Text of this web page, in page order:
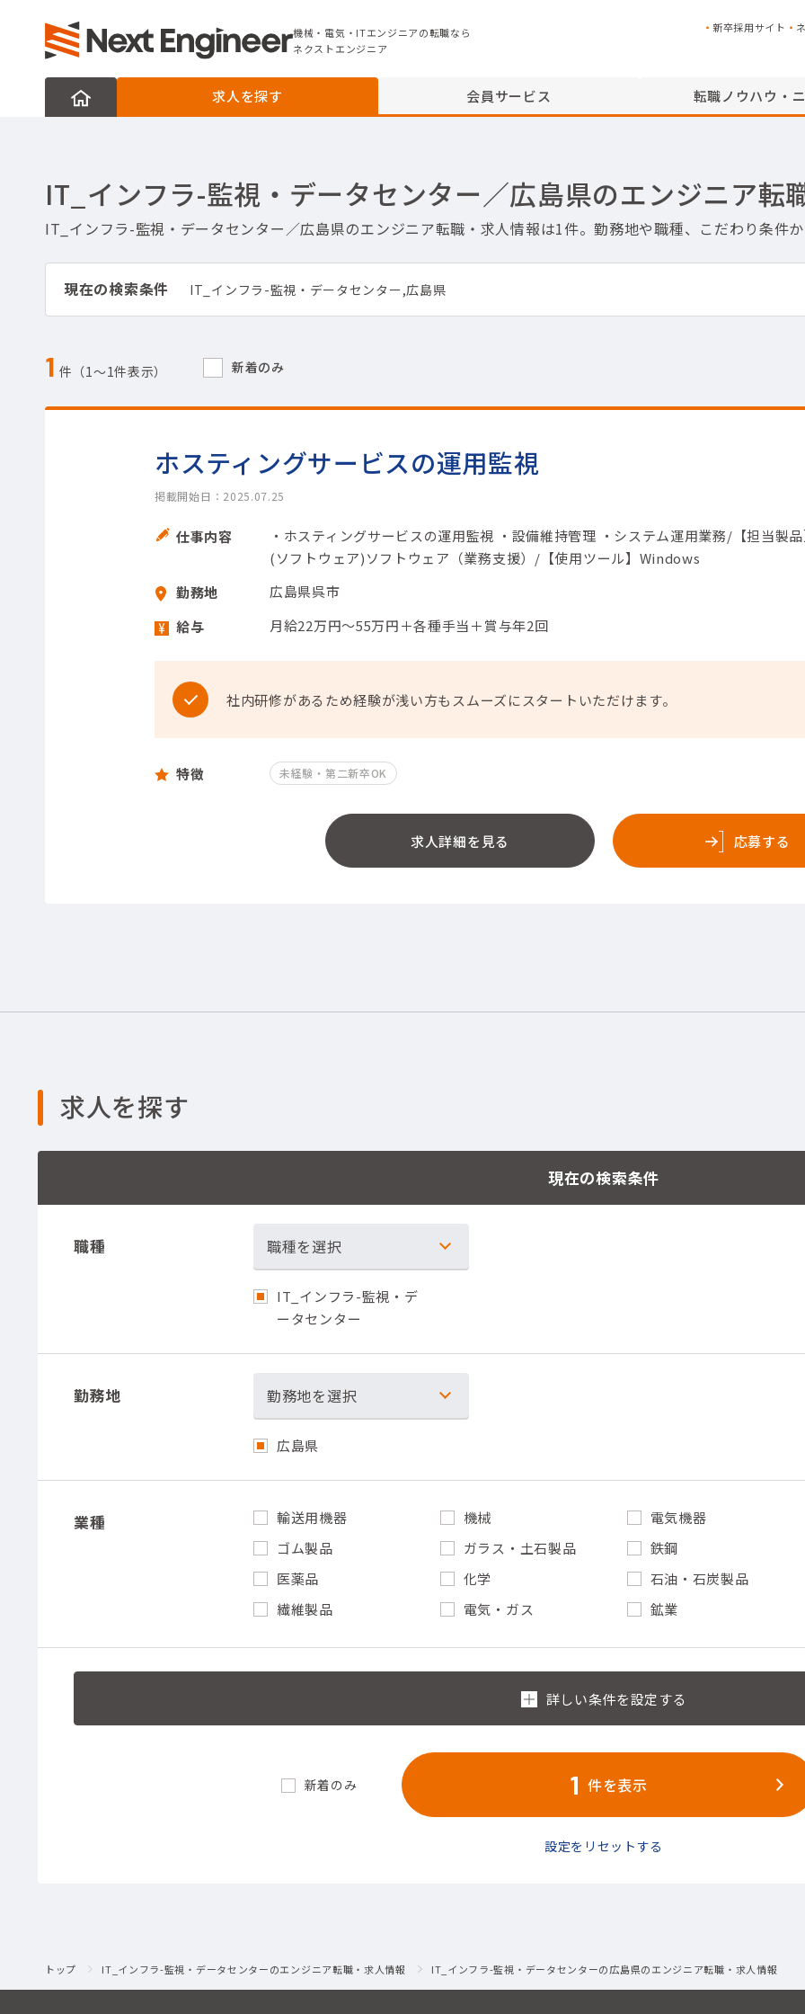
機械・電気・ITエンジニアの転職なら
機械・電気・ITエンジニアの転職なら
ネクストエンジニア
新卒採用サイト
求人を探す 会員サービス 転職ノウハウ・
IT_インフラ-監視・データセンター／広島県のエンジニア転
IT_インフラ-監視・データセンター／広島県のエンジニア転職・求人情報は1件。勤務地や職種、こだわり条件
現在の検索条件 IT_インフラ-監視・データセンター,広島県
1 件（1〜1件表示） 新着のみ
ホスティングサービスの運用監視
掲載開始日：2025.07.25
仕事内容
・ホスティングサービスの運用監視 ・設備維持管理 ・システム運用業務/【担当製
(ソフトウェア)ソフトウェア（業務支援）/【使用ツール】Windows
勤務地
広島県呉市
給与
月給22万円～55万円＋各種手当＋賞与年2回
社内研修があるため経験が浅い方もスムーズにスタートいただけます。
特徴 未経験・第二新卒OK
求人詳細を見る 応募する
求人を探す
現在の検索条件
職種 職種を選択
IT_インフラ-監視・デ
ータセンター
勤務地 勤務地を選択
広島県
業種 輸送用機器 機械
電気機器
ゴム製品
ガラス・土石製品
鉄鋼
医薬品
化学
石油・石炭製品
繊維製品
電気・ガス 鉱業
新着のみ 1 件を表示
設定をリセットする
トップ IT_インフラ-監視・データセンターのエンジニア転職・求人情報 IT_インフラ-監視・データセンターの広島県のエンジニア転職・求人情報